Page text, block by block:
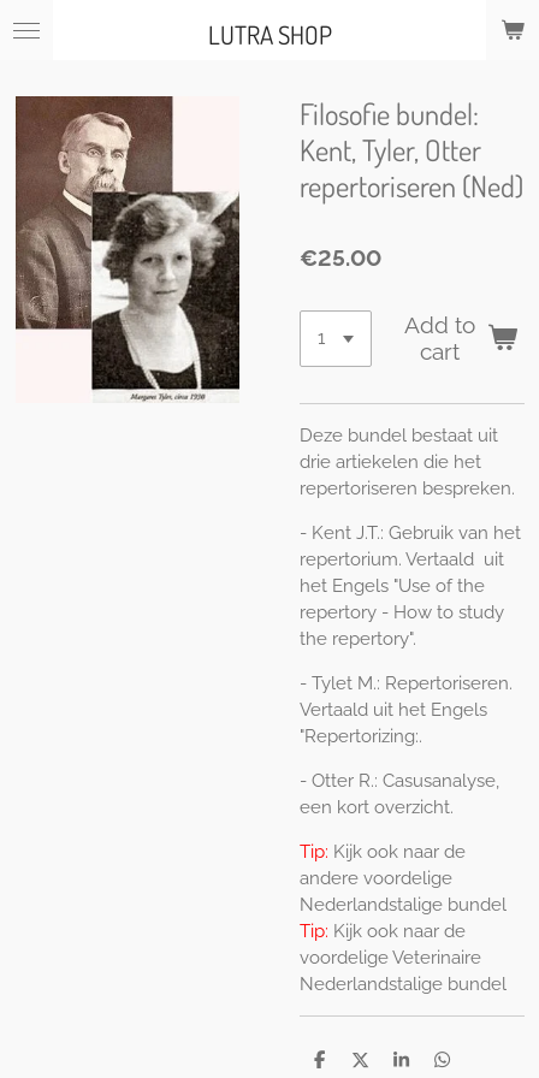
Skip
content
LUTRA SHOP
Filosofie bundel:
Kent, Tyler, Otter
repertoriseren (Ned)
€25.00
Add to
cart
Deze bundel bestaat uit
drie artiekelen die het
repertoriseren bespreken.
- Kent J.T.: Gebruik van het
repertorium. Vertaald uit
het Engels "Use of the
repertory - How to study
the repertory".
- Tylet M.: Repertoriseren.
Vertaald uit het Engels
"Repertorizing:.
- Otter R.: Casusanalyse,
een kort overzicht.
Tip: Kijk ook naar de
andere voordelige
Nederlandstalige bundel
Tip: Kijk ook naar de
voordelige Veterinaire
Nederlandstalige bundel
S
S
S
S